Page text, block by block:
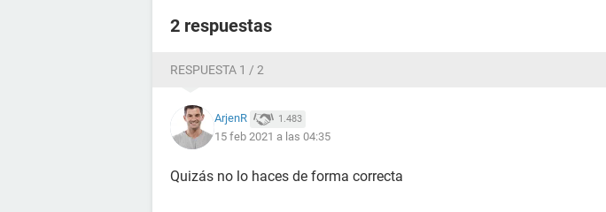
2 respuestas
RESPUESTA 1 / 2
ArjenR 1.483
15 feb 2021 a las 04:35
Quizás no lo haces de forma correcta